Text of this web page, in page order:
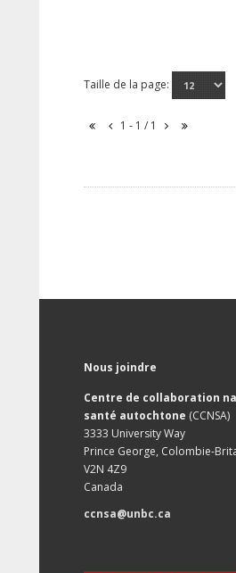
Taille de la page:
1 - 1 / 1
Nous joindre
Centre de collaboration
santé autochtone (CCNSA)
3333 University Way
Prince George, Colombie-
V2N 4Z9
Canada
ccnsa@unbc.ca